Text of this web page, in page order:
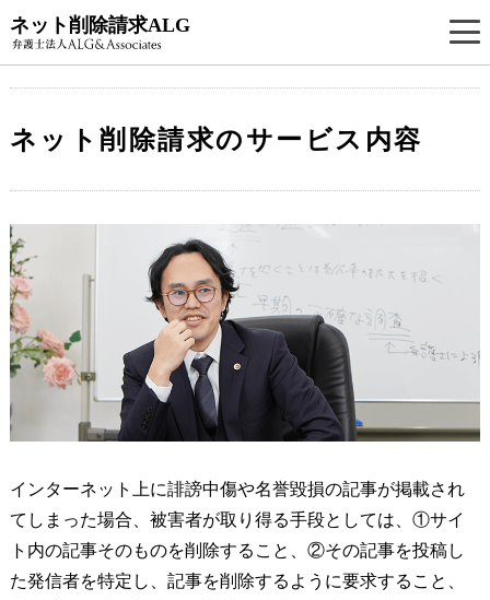
ネット削除請求ALG
ネット削除請求のサービス内容
インターネット上に誹謗中傷や名誉毀損の記事が掲載され
てしまった場合、被害者が取り得る手段としては、①サイ
ト内の記事そのものを削除すること、②その記事を投稿し
た発信者を特定し、記事を削除するように要求すること、